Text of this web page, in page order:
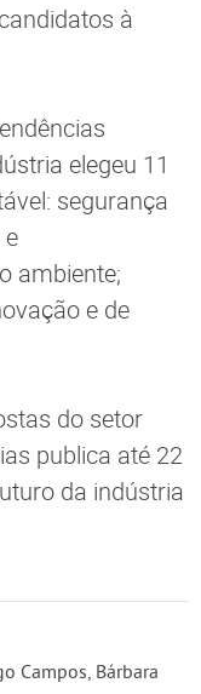
à
elegeu 11
segurança
ambiente;
e de
do setor
publica até 22
da indústria
Campos, Bárbara